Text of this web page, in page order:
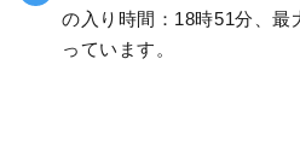
の入り時間：18時51分、最
っています。